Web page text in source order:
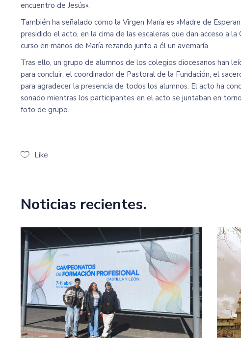
encuentro de Jesús».
También ha señalado como la Virgen María es «Madre de
presidido el acto, en la cima de las escaleras que dan acceso a
curso en manos de María rezando junto a él un avemaría.
Tras ello, un grupo de alumnos de los colegios diocesanos han
para concluir, el coordinador de Pastoral de la Fundación, el
para agradecer la presencia de todos los alumnos. El acto ha
sonado mientras los participantes en el acto se juntaban en
foto de grupo.
Like
Noticias recientes.